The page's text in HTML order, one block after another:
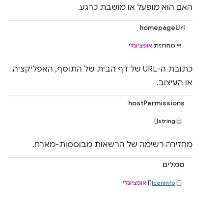
האם הוא מופעל או מושבת כרגע.
homepageUrl
מחרוזת אופציונלי
כתובת ה-URL של דף הבית של התוסף, האפליקציה
או העיצוב.
hostPermissions
string[]
מחזירה רשימה של הרשאות מבוססות-מארח.
סמלים
IconInfo
[] אופציונלי